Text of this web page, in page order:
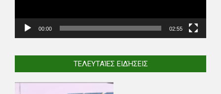
00:00 02:55
ΤΕΛΕΥΤΑΊΕΣ ΕΙΔΉΣΕΙΣ